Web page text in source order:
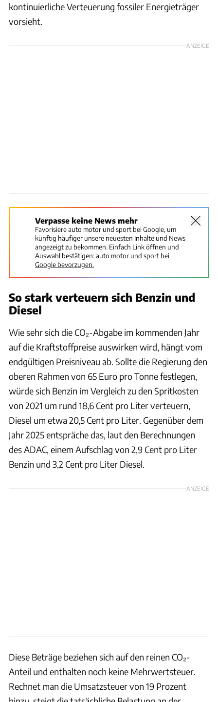
kontinuierliche Verteuerung fossiler Energieträger
vorsieht.
ANZEIGE
Verpasse keine News mehr
Favorisiere auto motor und sport bei Google, um
künftig häufiger unsere neuesten Inhalte und News
angezeigt zu bekommen. Einfach Link öffnen und
Auswahl bestätigen:auto motor und sport bei
Google bevorzugen.
So stark verteuern sich Benzin und
Diesel
Wie sehr sich die CO₂-Abgabe im kommenden Jahr
auf die Kraftstoffpreise auswirken wird, hängt vom
endgültigen Preisniveau ab. Sollte die Regierung den
oberen Rahmen von 65 Euro pro Tonne festlegen,
würde sich Benzin im Vergleich zu den Spritkosten
von 2021 um rund 18,6 Cent pro Liter verteuern,
Diesel um etwa 20,5 Cent pro Liter. Gegenüber dem
Jahr 2025 entspräche das, laut den Berechnungen
des ADAC, einem Aufschlag von 2,9 Cent pro Liter
Benzin und 3,2 Cent pro Liter Diesel.
ANZEIGE
Diese Beträge beziehen sich auf den reinen CO₂-
Anteil und enthalten noch keine Mehrwertsteuer.
Rechnet man die Umsatzsteuer von 19 Prozent